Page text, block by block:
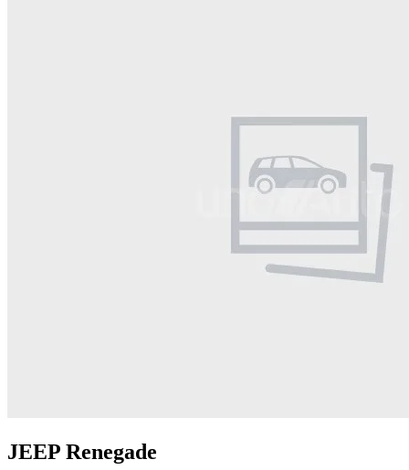
JEEP Renegade